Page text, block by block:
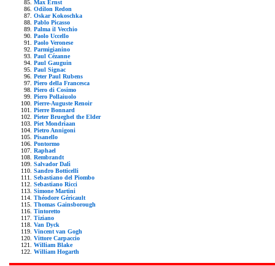
Max Ernst
Odilon Redon
Oskar Kokoschka
Pablo Picasso
Palma il Vecchio
Paolo Uccello
Paolo Veronese
Parmigianino
Paul Cézanne
Paul Gauguin
Paul Signac
Peter Paul Rubens
Piero della Francesca
Piero di Cosimo
Piero Pollaiuolo
Pierre-Auguste Renoir
Pierre Bonnard
Pieter Brueghel the Elder
Piet Mondriaan
Pietro Annigoni
Pisanello
Pontormo
Raphael
Rembrandt
Salvador Dalì
Sandro Botticelli
Sebastiano del Piombo
Sebastiano Ricci
Simone Martini
Théodore Géricault
Thomas Gainsborough
Tintoretto
Tiziano
Van Dyck
Vincent van Gogh
Vittore Carpaccio
William Blake
William Hogarth